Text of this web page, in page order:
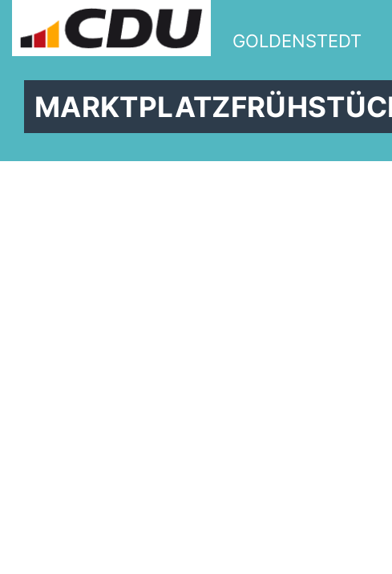
GOLDENSTEDT